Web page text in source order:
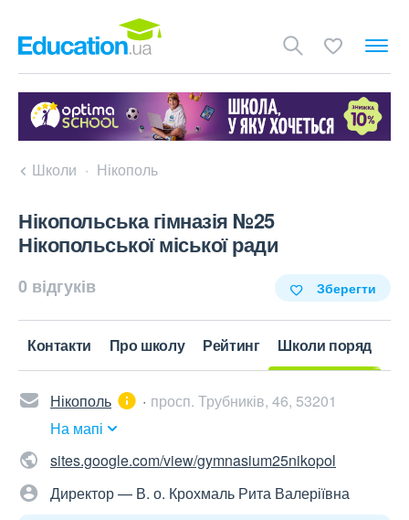
Школи Нікополь
Нікопольська гімназія №25
Нікопольської міської ради
0 відгуків Зберегти
Контакти Про школу Рейтинг Школи поряд
Нікополь
просп. Трубників, 46, 53201
На мапі
sites.google.com/view/gymnasium25nikopol
Директор — В. о. Крохмаль Рита Валеріївна